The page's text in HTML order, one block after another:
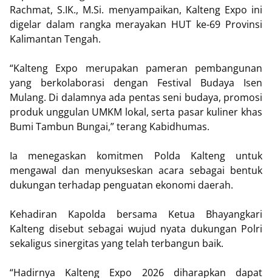
Rachmat, S.IK., M.Si. menyampaikan, Kalteng Expo ini
digelar dalam rangka merayakan HUT ke-69 Provinsi
Kalimantan Tengah.
“Kalteng Expo merupakan pameran pembangunan
yang berkolaborasi dengan Festival Budaya Isen
Mulang. Di dalamnya ada pentas seni budaya, promosi
produk unggulan UMKM lokal, serta pasar kuliner khas
Bumi Tambun Bungai,” terang Kabidhumas.
Ia menegaskan komitmen Polda Kalteng untuk
mengawal dan menyukseskan acara sebagai bentuk
dukungan terhadap penguatan ekonomi daerah.
Kehadiran Kapolda bersama Ketua Bhayangkari
Kalteng disebut sebagai wujud nyata dukungan Polri
sekaligus sinergitas yang telah terbangun baik.
“Hadirnya Kalteng Expo 2026 diharapkan dapat